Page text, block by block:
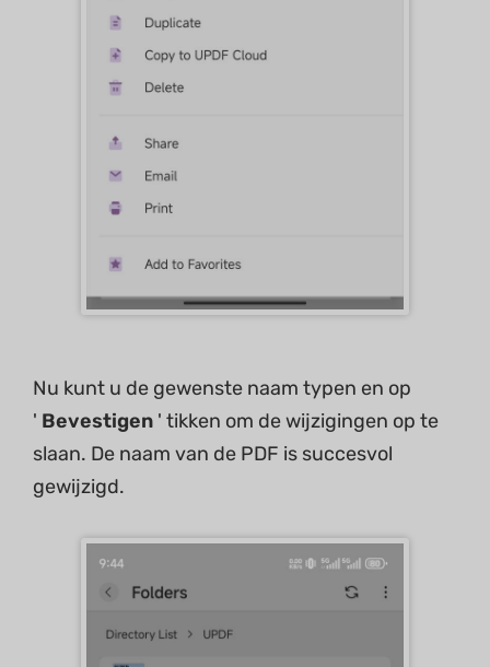
Nu kunt u de gewenste naam typen en op
' Bevestigen ' tikken om de wijzigingen op te
slaan. De naam van de PDF is succesvol
gewijzigd.